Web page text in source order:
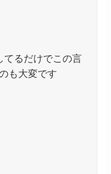
てるだけでこの言
も大変です